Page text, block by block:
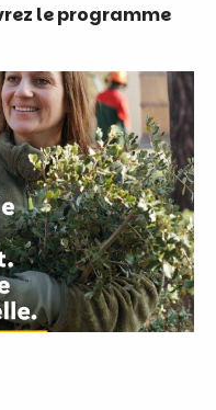
le programme